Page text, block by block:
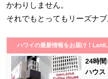
かわりしません。
それでもとってもリーズナ
ハワイの最新情報をお届け！
24時
ハウス